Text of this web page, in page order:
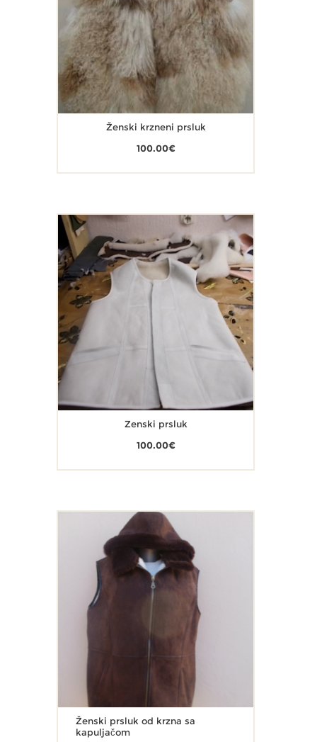
Ženski krzneni prsluk
100.00€
Zenski prsluk
100.00€
Ženski prsluk od krzna sa
kapuljačom